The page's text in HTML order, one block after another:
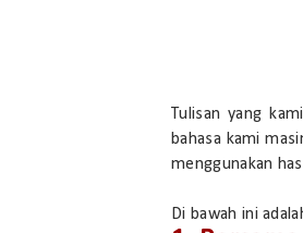
Tulisan yang
bahasa kami
menggunakan
Di bawah ini